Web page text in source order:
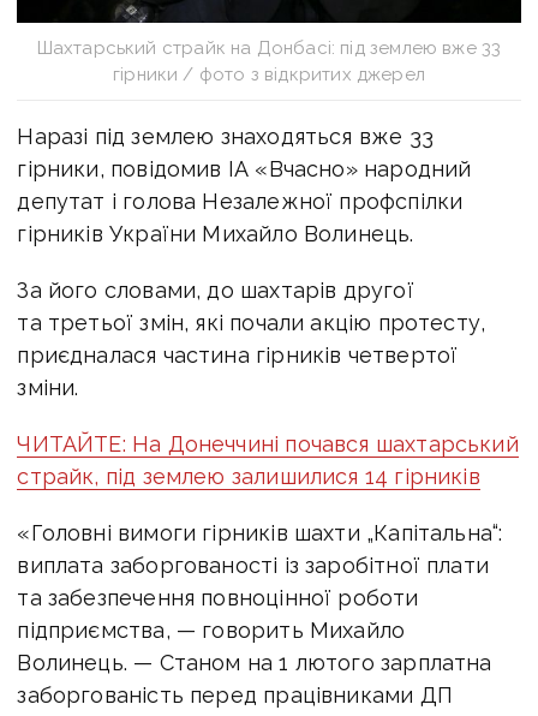
Шахтарський страйк на Донбасі: під землею вже 33
гірники / фото з відкритих джерел
Наразі під землею знаходяться вже 33
гірники, повідомив ІА «Вчасно» народний
депутат і голова Незалежної профспілки
гірників України Михайло Волинець.
За його словами, до шахтарів другої
та третьої змін, які почали акцію протесту,
приєдналася частина гірників четвертої
зміни.
ЧИТАЙТЕ: На Донеччині почався шахтарський
страйк, під землею залишилися 14 гірників
«Головні вимоги гірників шахти „Капітальна“:
виплата заборгованості із заробітної плати
та забезпечення повноцінної роботи
підприємства, — говорить Михайло
Волинець. — Станом на 1 лютого зарплатна
заборгованість перед працівниками ДП